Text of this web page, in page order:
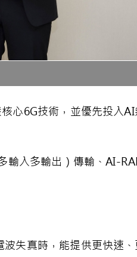
心6G技術，並優先投入
輸入多輸出）傳輸、AI-
失真時，能提供更快速